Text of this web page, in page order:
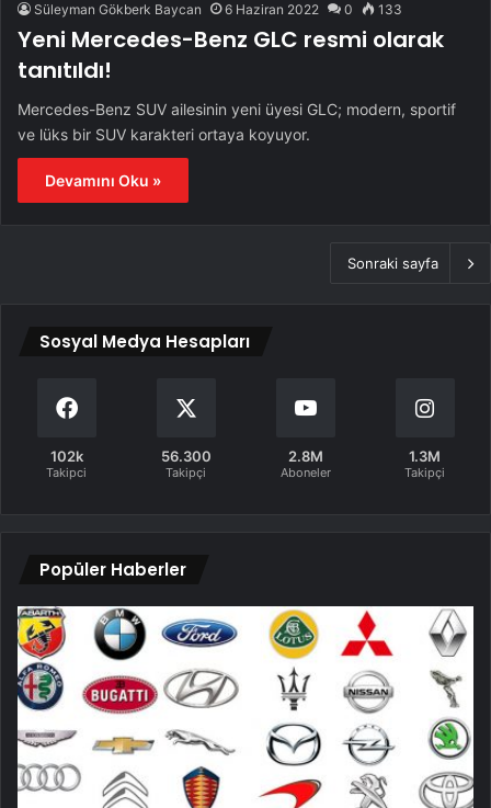
Süleyman Gökberk Baycan 6 Haziran 2022 0 133
Yeni Mercedes-Benz GLC resmi olarak
tanıtıldı!
Mercedes-Benz SUV ailesinin yeni üyesi GLC; modern, sportif
ve lüks bir SUV karakteri ortaya koyuyor.
Devamını Oku »
Sonraki sayfa
Sosyal Medya Hesapları
102k
Takipci
56.300
Takipçi
2.8M
Aboneler
1.3M
Takipçi
Popüler Haberler